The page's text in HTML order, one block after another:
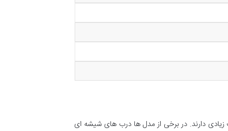
زیادی دارند. در برخی از مدل ها درب های شیشه ای